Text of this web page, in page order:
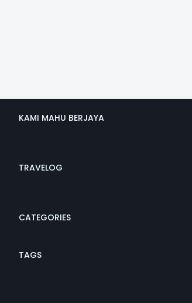
KAMI MAHU BERJAYA
TRAVELOG
CATEGORIES
TAGS